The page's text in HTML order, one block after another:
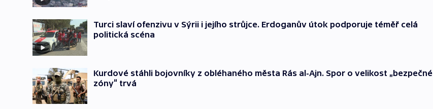
Turci slaví ofenzivu v Sýrii i jejího strůjce. Erdoganův útok podporuje téměř celá
politická scéna
Kurdové stáhli bojovníky z obléhaného města Rás al-Ajn. Spor o velikost „bezpečné
zóny“ trvá